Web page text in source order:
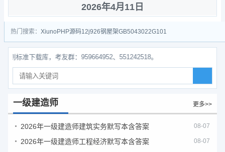
2026年4月11日
热门搜索： Xiuno PHP源码12j926钢屋架GB5043022G101
准下载库，考友群：959664952、551242518。
一级建造师 更多>>
2026年一级建造师建筑实务默写本含答案 08-07
2026年一级建造师工程经济默写本含答案 08-07